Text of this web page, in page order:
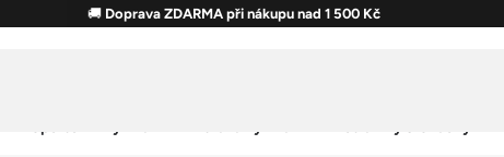
🚚 Doprava ZDARMA při nákupu nad 1 500 Kč